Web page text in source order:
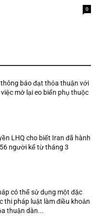
0
báo đạt thỏa thuận với
mở lại eo biển phụ thuộc
LHQ cho biết Iran đã hành
người kể từ tháng 3
có thể sử dụng một đặc
thi pháp luật làm điều khoản
thuận dàn...